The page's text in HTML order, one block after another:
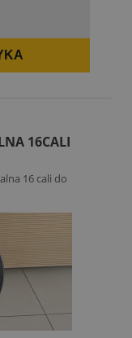
16CALI
16 cali do